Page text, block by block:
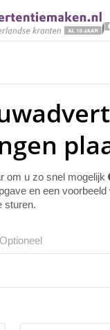
om u zo snel mogelijk
en een voorbeeld
sturen.
Optioneel